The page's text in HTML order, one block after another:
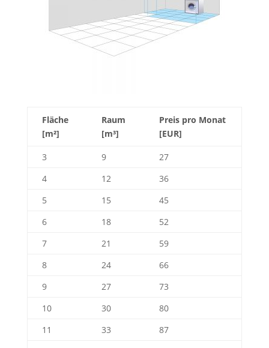
Fläche
[m²]
Raum
[m³]
Preis pro Monat
[EUR]
3 9
27
4
12
36
5
15
45
6
18
52
7
21
59
8
24
66
9
27
73
10
30
80
11
33
87